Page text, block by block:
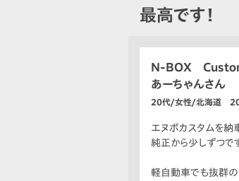
最高です！
N-BOX
あーちゃんさん
20代/女性/北海道
エヌボカスタムを納
純正から少しずつで
軽自動車でも抜群